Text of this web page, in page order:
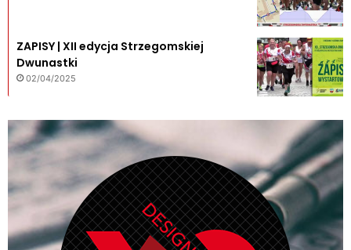
ZAPISY | XII edycja Strzegomskiej
Dwunastki
02/04/2025